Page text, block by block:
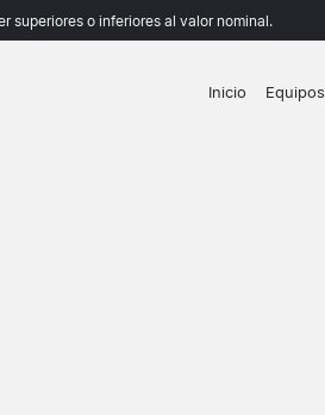
superiores o inferiores al valor nominal.
Inicio Equipos